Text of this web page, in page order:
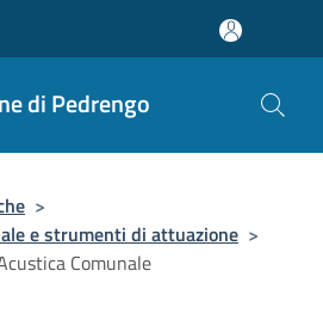
di Pedrengo
>
e strumenti di attuazione >
Comunale